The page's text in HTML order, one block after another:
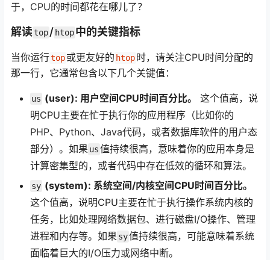
于，CPU的时间都花在哪儿了？
解读top/ htop中的关键指标
当你运行top或更友好的 htop时，请关注CPU时间分配的
那一行，它通常包含以下几个关键值：
us (user): 用户空间CPU时间百分比。
这个值高，说
明CPU主要在忙于执行你的应用程序（比如你的
PHP、Python、Java代码，或者数据库软件的用户态
部分）。如果 us值持续很高，意味着你的应用本身是
计算密集型的，或者代码中存在低效的循环和算法。
sy (system): 系统空间/内核空间CPU时间百分比。
这个值高，说明CPU主要在忙于执行操作系统内核的
任务，比如处理网络数据包、进行磁盘I/O操作、管理
进程和内存等。如果 sy值持续很高，可能意味着系统
面临着巨大的I/O压力或网络中断。